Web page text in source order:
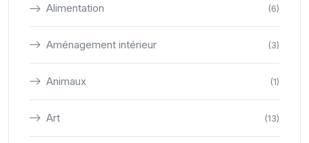
Alimentation (6)
Aménagement intérieur (3)
Animaux (1)
Art (13)